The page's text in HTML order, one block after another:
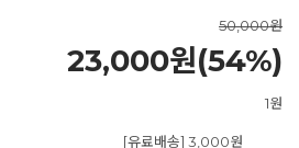
50,000원
23,000원(54%)
1원
[유료배송] 3,000원